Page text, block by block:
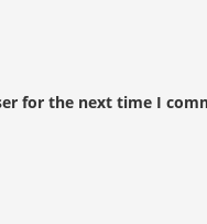
for the next time I